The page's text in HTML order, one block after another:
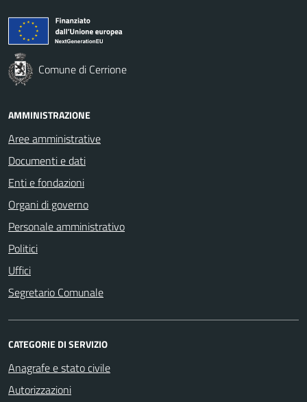
Comune di Cerrione
AMMINISTRAZIONE
Aree amministrative
Documenti e dati
Enti e fondazioni
Organi di governo
Personale amministrativo
Politici
Uffici
Segretario Comunale
CATEGORIE DI SERVIZIO
Anagrafe e stato civile
Autorizzazioni